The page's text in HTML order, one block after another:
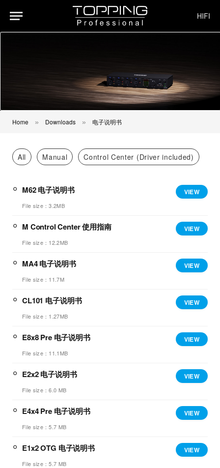
HIFI
Home » Downloads » 电子说明书
All Manual Control Center (Driver included)
VIEW
M62 电子说明书
File size：3.2MB
VIEW
M Control Center 使用指南
File size：12.2MB
VIEW
MA4 电子说明书
File size：11.7M
VIEW
CL101 电子说明书
File size：1.27MB
VIEW
E8x8 Pre 电子说明书
File size：11.1MB
VIEW
E2x2 电子说明书
File size：6.0 MB
VIEW
E4x4 Pre 电子说明书
File size：5.7 MB
VIEW
E1x2 OTG 电子说明书
File size：5.7 MB